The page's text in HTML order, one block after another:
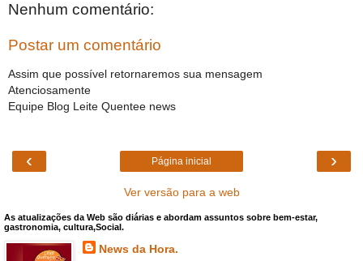
Nenhum comentário:
Postar um comentário
Assim que possível retornaremos sua mensagem
Atenciosamente
Equipe Blog Leite Quentee news
‹ ›
Página inicial
Ver versão para a web
As atualizações da Web são diárias e abordam assuntos sobre bem-estar,
gastronomia, cultura,Social.
News da Hora.